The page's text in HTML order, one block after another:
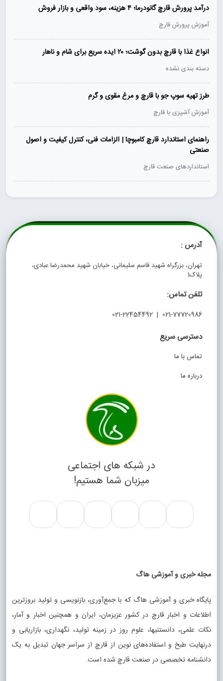
درآمد پرورش قارچ گانودرما؛ ۴ هزینه، سود واقعی و بازار فروش
آموزش پرورش قارچ
انواع غذا با قارچ بدون گوشت؛ ۲۰ ایده سریع برای شام و ناهار
دسته بندی نشده
طرز تهیه سوپ جو با قارچ و مرغ مقوی و گرم
آموزش آشپزی با قارچ
راهنمای استاندارد قارچ کامبوچا | الزامات فنی، کنترل کیفیت و اصول
صنعتی
استانداردهای صنعت قارچ
آدرس :
تهران، بزرگراه شهید قاسم سلیمانی، خیابان شهید محمدرضا عبادی،
پلاک1
تلفن تماس:
021-77720986 | 021-22454492
دسترسی سریع
تماس با ما
درباره ما
در شبکه های اجتماعی
میزبان شما هستیم!
مجله خبری و آموزشی هاگ
پایگاه خبری و آموزشی هاگ که با جمع‌آوری، بازنویسی و تولید بروزترین
اطلاعات و اخبار قارچ در کشور عزیزمان، ایران و همچنین اخبار و آمار،
نکات علمی، دانستنیها، علوم روز در زمینه تولید، نگهداری، بازاریابی و
درنهایت طبخ و استفاده‌های نوین از قارچ از سراسر جهان تبدیل به یک
دانشنامه تخصصی در صنعت قارچ شده است.